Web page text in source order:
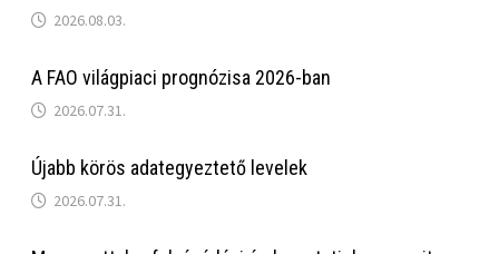
2026.08.03.
A FAO világpiaci prognózisa 2026-ban
2026.07.31.
Újabb körös adategyeztető levelek
2026.07.31.